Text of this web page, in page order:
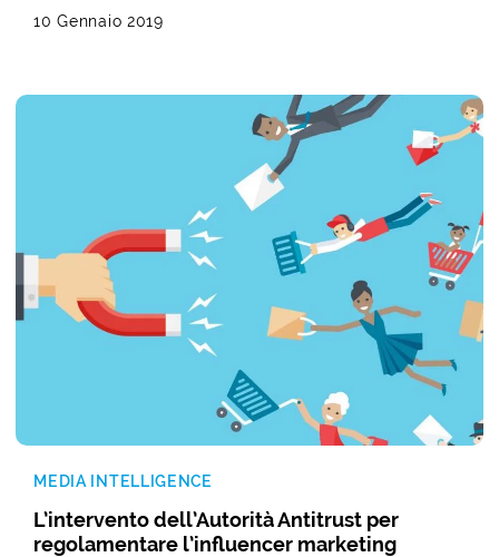
10 Gennaio 2019
MEDIA INTELLIGENCE
L’intervento dell’Autorità Antitrust per
regolamentare l’influencer marketing